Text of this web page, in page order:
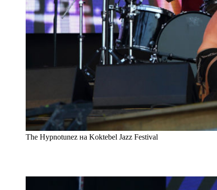
The Hypnotunez на Koktebel Jazz Festival